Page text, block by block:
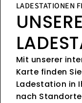
LADESTATIONEN
UNSERE
Mit unserer
Karte finden
Ladestation in
nach